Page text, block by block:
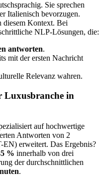
Sie sprechen
Italienisch bevorzugen.
diesem Kontext. Bei
NLP-Lösungen, die:
antworten.
mit der ersten Nachricht
Relevanz wahren.
Luxusbranche in
auf hochwertige
Antworten von 2
erweitert. Das Ergebnis?
% innerhalb von drei
der durchschnittlichen
.